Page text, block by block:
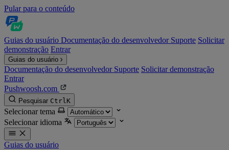
Pular para o conteúdo
Guias do usuário Documentação do desenvolvedor Suporte Solicitar
demonstração Entrar
Guias do usuário
Documentação do desenvolvedor Suporte Solicitar demonstração
Entrar
Pushwoosh.com
Pesquisar CtrlK
Selecionar tema
Selecionar idioma
Guias do usuário